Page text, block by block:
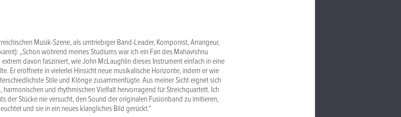
Musik-Szene, als umtriebiger Band-Leader, Komponist, Arrangeur,
„Schon wöhrend meines Studiums war ich ein Fan des Mahavishnu
davon fasziniert, wie John McLaughlin dieses Instrument einfach in eine
Er eröffnete in vielerlei Hinsicht neue musikalische Horizonte, indem er wie
Stile und Klönge zusammenfügte. Aus meiner Sicht eignet sich
und rhythmischen Vielfalt hervorragend für Streichquartett. Ich
der Stücke nie versucht, den Sound der originalen Fusionband zu imitieren,
und sie in ein neues klangliches Bild gerückt.“